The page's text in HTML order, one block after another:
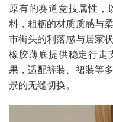
原有的赛道竞技属性，
料，粗粝的材质质感与
市街头的利落感与居家
橡胶薄底提供稳定行走
果，适配裤装、裙装等
景的无缝切换。